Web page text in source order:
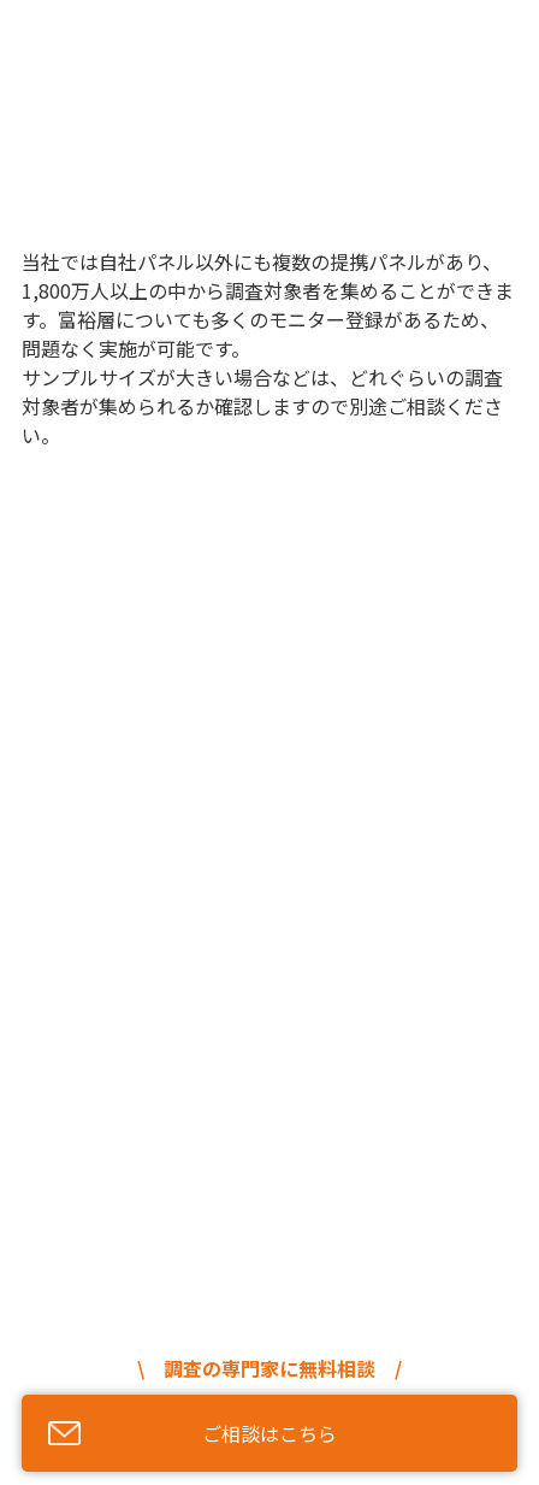
当社では自社パネル以外にも複数の提携パネルがあり、
1,800万人以上の中から調査対象者を集めることができま
す。富裕層についても多くのモニター登録があるため、
問題なく実施が可能です。
サンプルサイズが大きい場合などは、どれぐらいの調査
対象者が集められるか確認しますので別途ご相談くださ
い。
\ 調査の専門家に無料相談 /
ご相談はこちら